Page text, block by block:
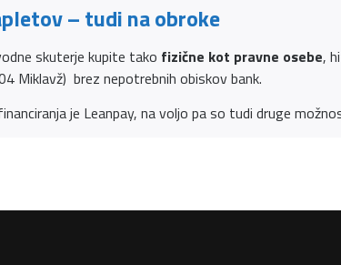
– tudi na obroke
skuterje kupite tako fizične kot pravne osebe,
Miklavž) brez nepotrebnih obiskov bank.
je Leanpay, na voljo pa so tudi druge